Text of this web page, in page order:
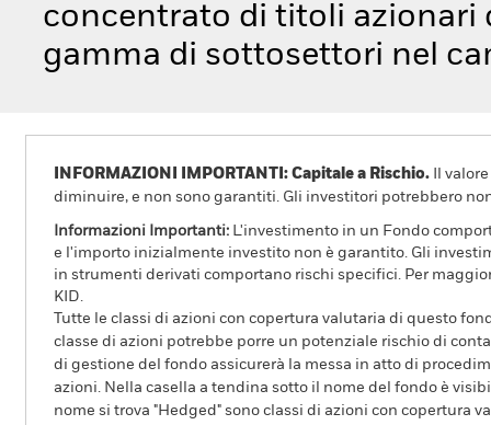
concentrato di titoli azionari
gamma di sottosettori nel
INFORMAZIONI IMPORTANTI: Capitale a Rischio. Il
diminuire, e non sono garantiti. Gli investitori potrebbero
Informazioni Importanti: L'investimento in un Fondo
e l'importo inizialmente investito non è garantito. Gli
in strumenti derivati comportano rischi specifici. Per
KID.
Tutte le classi di azioni con copertura valutaria di questo
classe di azioni potrebbe porre un potenziale rischio di
di gestione del fondo assicurerà la messa in atto di
azioni. Nella casella a tendina sotto il nome del fondo è
nome si trova "Hedged" sono classi di azioni con copertura